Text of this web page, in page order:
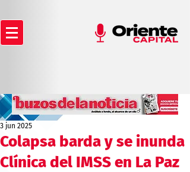
Colapsa barda y se inunda
Clínica del IMSS en La Paz
3 jun 2025